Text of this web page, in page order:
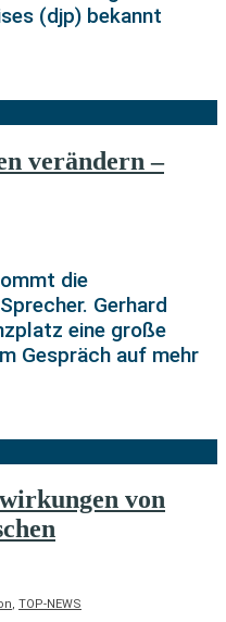
(djp) bekannt
verändern –
die
Gerhard
eine große
Gespräch auf mehr
von
, TOP-NEWS